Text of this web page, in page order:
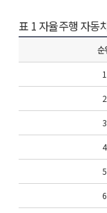
표 1 자율주행 자동
순
1
2
3
4
5
6